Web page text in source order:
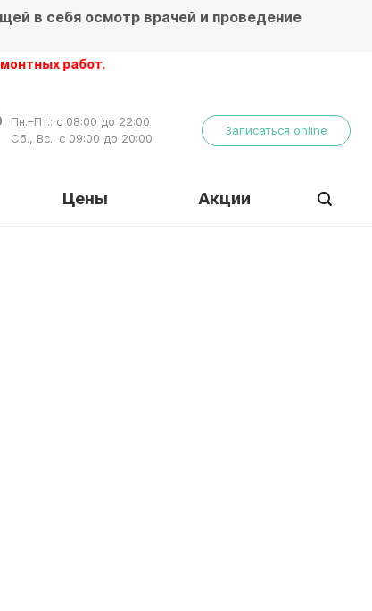
в себя осмотр врачей и проведение
Пн.–Пт.: с 08:00 до 22:00
Сб., Вс.: с 09:00 до 20:00
Записаться online
Цены Акции